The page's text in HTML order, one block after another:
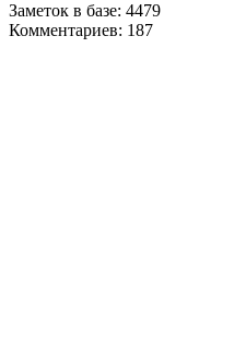
Заметок в базе: 4479
Комментариев: 187